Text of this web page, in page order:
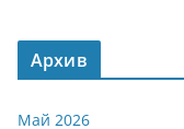
Архив
Май 2026